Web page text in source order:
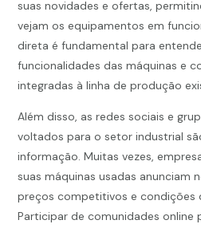
suas novidades e ofertas,
vejam os equipamentos em
direta é fundamental para
funcionalidades das máquinas e
integradas à linha de produção
Além disso, as redes sociais e
voltados para o setor industrial
informação. Muitas vezes,
suas máquinas usadas anunciam
preços competitivos e condições
Participar de comunidades online